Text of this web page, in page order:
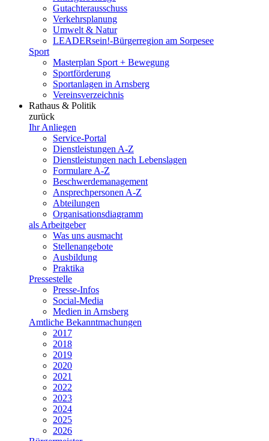
Gutachterausschuss
Verkehrsplanung
Umwelt & Natur
LEADERsein!-Bürgerregion am Sorpesee
Sport
Masterplan Sport + Bewegung
Sportförderung
Sportanlagen in Arnsberg
Vereinsverzeichnis
Rathaus & Politik
zurück
Ihr Anliegen
Service-Portal
Dienstleistungen A-Z
Dienstleistungen nach Lebenslagen
Formulare A-Z
Beschwerdemanagement
Ansprechpersonen A-Z
Abteilungen
Organisationsdiagramm
als Arbeitgeber
Was uns ausmacht
Stellenangebote
Ausbildung
Praktika
Pressestelle
Presse-Infos
Social-Media
Medien in Arnsberg
Amtliche Bekanntmachungen
2017
2018
2019
2020
2021
2022
2023
2024
2025
2026